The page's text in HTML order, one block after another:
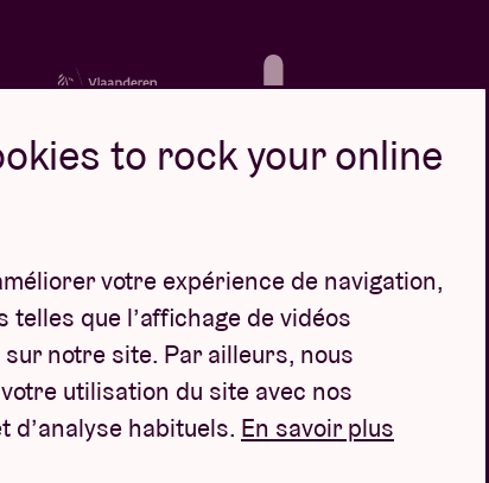
to rock your online
votre expérience de navigation,
que l’affichage de vidéos
notre site. Par ailleurs, nous
utilisation du site avec nos
d’analyse habituels. En savoir plus